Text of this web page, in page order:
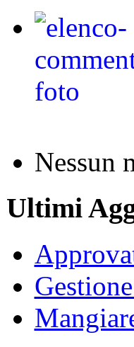
Nessun
Ultimi